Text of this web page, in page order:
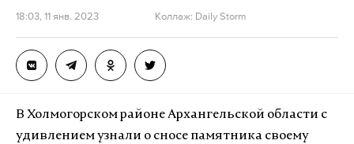
18:03, 11 янв. 2023 Коллаж: Daily Storm
В Холмогорском районе Архангельской области с
удивлением узнали о сносе памятника своему